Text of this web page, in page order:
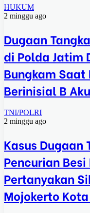
HUKUM
2 minggu ago
Dugaan
di Polda Jatim
Bungkam Saat
Berinisial B
TNI/POLRI
2 minggu ago
Kasus Dugaan
Pencurian
Pertanyakan
Mojokerto